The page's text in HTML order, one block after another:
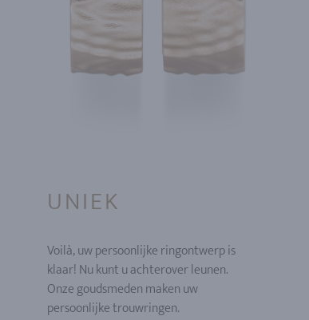
UNIEK
Voilà, uw persoonlijke ringontwerp is
klaar! Nu kunt u achterover leunen.
Onze goudsmeden maken uw
persoonlijke trouwringen.